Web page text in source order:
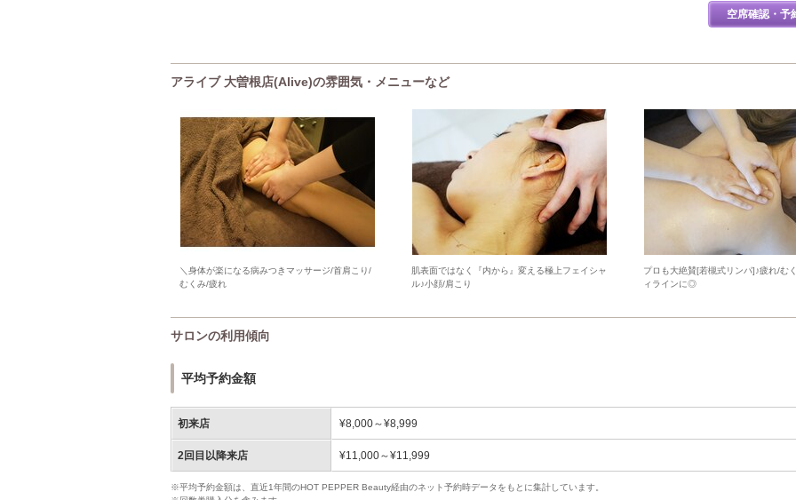
空席確認・予
アライブ 大曽根店(Alive)の雰囲気・メニューなど
＼身体が楽になる病みつきマッサージ/首肩こり/
むくみ/疲れ
肌表面ではなく『内から』変える極上フェイシャ
ル♪小顔/肩こり
プロも大絶賛[若槻式リンパ]♪疲れ/む
ィラインに◎
サロンの利用傾向
平均予約金額
初来店 ¥8,000～¥8,999
2回目以降来店 ¥11,000～¥11,999
※平均予約金額は、直近1年間のHOT PEPPER Beauty経由のネット予約時データをもとに集計しています。